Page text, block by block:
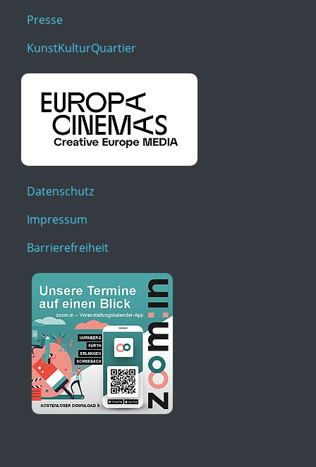
Presse
KunstKulturQuartier
Datenschutz
Impressum
Barrierefreiheit